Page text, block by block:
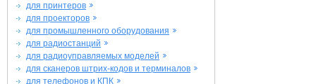
для принтеров
для проекторов
для промышленного оборудования
для радиостанций
для радиоуправляемых моделей
для сканеров штрих-кодов и терминалов
для телефонов и КПК